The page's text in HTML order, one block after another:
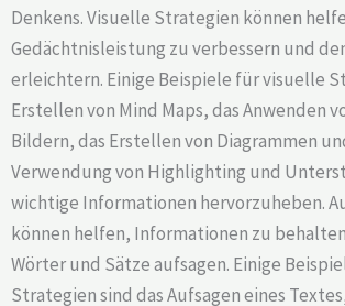
Denkens. Visuelle Strategien können
Gedächtnisleistung zu verbessern und
erleichtern. Einige Beispiele für visuelle
Erstellen von Mind Maps, das Anwenden
Bildern, das Erstellen von Diagrammen
Verwendung von Highlighting und
wichtige Informationen hervorzuheben.
können helfen, Informationen zu
Wörter und Sätze aufsagen. Einige
Strategien sind das Aufsagen eines